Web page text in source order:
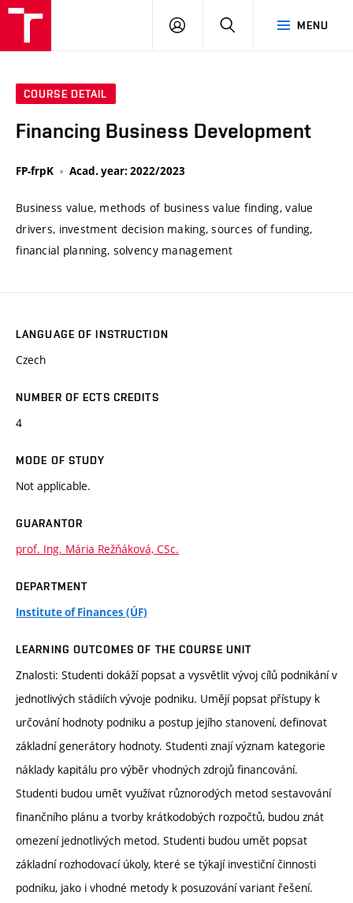
MENU
LOG
SEARCH
COURSE DETAIL
Financing Business Development
FP-frpK Acad. year: 2022/2023
Business value, methods of business value finding, value
drivers, investment decision making, sources of funding,
financial planning, solvency management
LANGUAGE OF INSTRUCTION
Czech
NUMBER OF ECTS CREDITS
4
MODE OF STUDY
Not applicable.
GUARANTOR
prof. Ing. Mária Režňáková, CSc.
DEPARTMENT
Institute of Finances (ÚF)
LEARNING OUTCOMES OF THE COURSE UNIT
Znalosti: Studenti dokáží popsat a vysvětlit vývoj cílů podnikání v
jednotlivých stádiích vývoje podniku. Umějí popsat přístupy k
určování hodnoty podniku a postup jejího stanovení, definovat
základní generátory hodnoty. Studenti znají význam kategorie
náklady kapitálu pro výběr vhodných zdrojů financování.
Studenti budou umět využívat různorodých metod sestavování
finančního plánu a tvorby krátkodobých rozpočtů, budou znát
omezení jednotlivých metod. Studenti budou umět popsat
základní rozhodovací úkoly, které se týkají investiční činnosti
podniku, jako i vhodné metody k posuzování variant řešení.